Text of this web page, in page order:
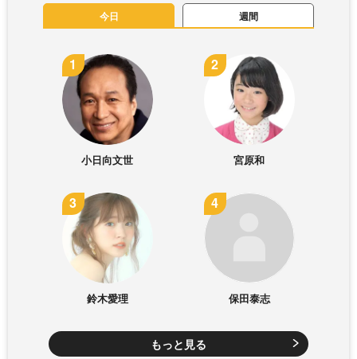
今日 週間
小日向文世 宮原和
鈴木愛理 保田泰志
もっと見る